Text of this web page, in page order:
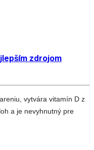
zdrojom
vytvára vitamín D z
a je nevyhnutný pre